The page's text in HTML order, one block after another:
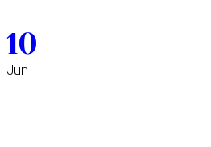
10
Jun